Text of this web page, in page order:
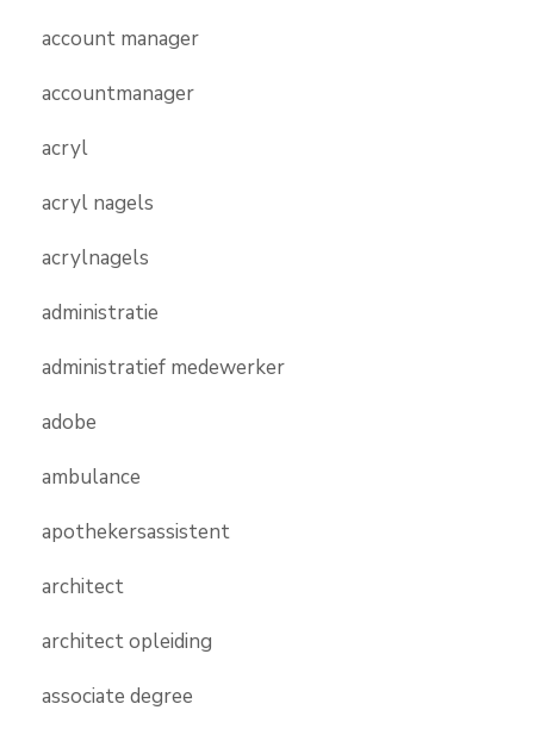
account manager
accountmanager
acryl
acryl nagels
acrylnagels
administratie
administratief medewerker
adobe
ambulance
apothekersassistent
architect
architect opleiding
associate degree